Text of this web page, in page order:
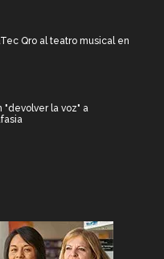
Qro al teatro musical en
"devolver la voz" a